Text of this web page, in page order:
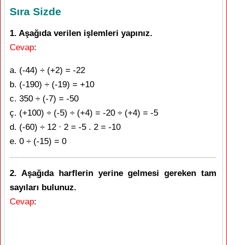
Sıra Sizde
1. Aşağıda verilen işlemleri yapınız.
Cevap:
a. (-44) ÷ (+2) = -22
b. (-190) ÷ (-19) = +10
c. 350 ÷ (-7) = -50
ç. (+100) ÷ (-5) ÷ (+4) = -20 ÷ (+4) = -5
d. (-60) ÷ 12 ∙ 2 = -5 . 2 = -10
e. 0 ÷ (-15) = 0
2. Aşağıda harflerin yerine gelmesi gereken tam
sayıları bulunuz.
Cevap: